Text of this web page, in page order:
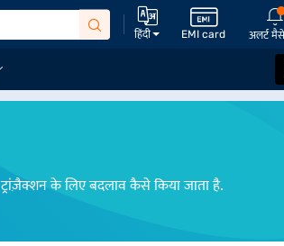
हिंदी EMI card अलर्ट
ट्रांज़ैक्शन के लिए बदलाव कैसे किया जाता है.